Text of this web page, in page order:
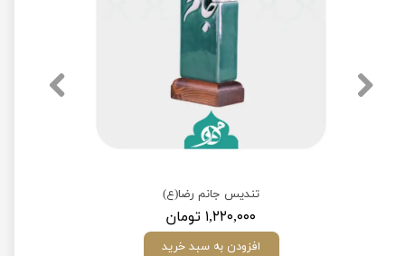
تندیس جانم رضا(ع)
۱,۲۲۰,۰۰۰ تومان
افزودن به سبد خرید